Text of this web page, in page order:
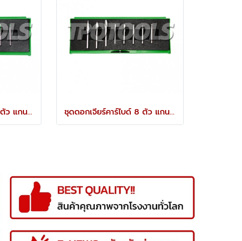
ชุดดอกเจียร์คาร์ไบด์ 8 ตัว แกน 3 มม. YRK-210-9940K ชุดดอกเจียร์คาร์ไบด์ 8 ตัว แกน 3 มม. YRK-210-9896K